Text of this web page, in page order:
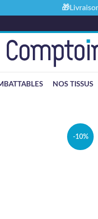
NOS TISSUS
-10%